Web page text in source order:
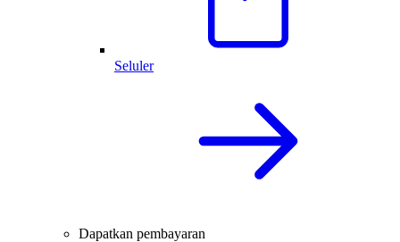
Seluler
Dapatkan pembayaran